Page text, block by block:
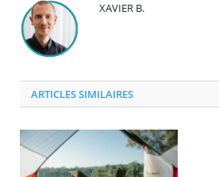
XAVIER B.
ARTICLES SIMILAIRES